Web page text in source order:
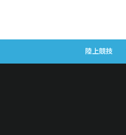
陸上競技